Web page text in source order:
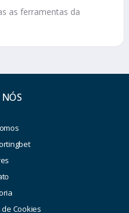
as ferramentas da
Cookies